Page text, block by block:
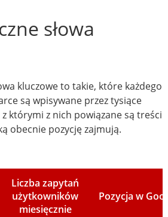
słowa
kluczowe to takie, które każdego
są wpisywane przez tysiące
którymi z nich powiązane są treści
obecnie pozycję zajmują.
Liczba zapytań
użytkowników
miesięcznie
Pozycja w